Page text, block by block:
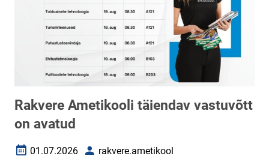
Rakvere Ametikooli täiendav vastuvõtt
on avatud
Loomise kuupäev
01.07.2026 Autorrakvere.ametikool